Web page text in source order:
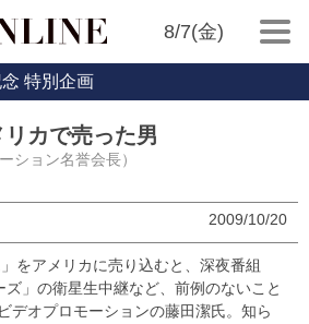
8/7(金)
特別企画
カで売った男
ション名誉会長）
2009/10/20
をアメリカに売り込むと、深夜番組
ズ」の衛星生中継など、前例のないこと
デオプロモーションの藤田潔氏。知ら